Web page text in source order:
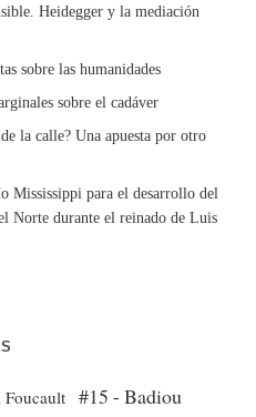
Heidegger y la mediación
sobre las humanidades
sobre el cadáver
la calle? Una apuesta por otro
Mississippi para el desarrollo del
Norte durante el reinado de Luis
#15 - Badiou